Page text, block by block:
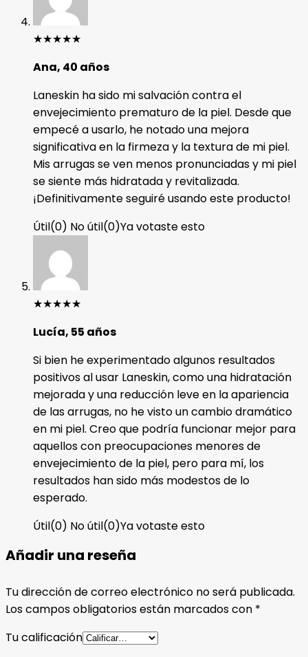
★★★★★
Ana, 40 años
Laneskin ha sido mi salvación contra el
envejecimiento prematuro de la piel. Desde que
empecé a usarlo, he notado una mejora
significativa en la firmeza y la textura de mi piel.
Mis arrugas se ven menos pronunciadas y mi piel
se siente más hidratada y revitalizada.
¡Definitivamente seguiré usando este producto!
Útil(0) No útil(0)Ya votaste esto
★★★★★
Lucía, 55 años
Si bien he experimentado algunos resultados
positivos al usar Laneskin, como una hidratación
mejorada y una reducción leve en la apariencia
de las arrugas, no he visto un cambio dramático
en mi piel. Creo que podría funcionar mejor para
aquellos con preocupaciones menores de
envejecimiento de la piel, pero para mí, los
resultados han sido más modestos de lo
esperado.
Útil(0) No útil(0)Ya votaste esto
Añadir una reseña
Tu dirección de correo electrónico no será publicada.
Los campos obligatorios están marcados con *
Tu calificación